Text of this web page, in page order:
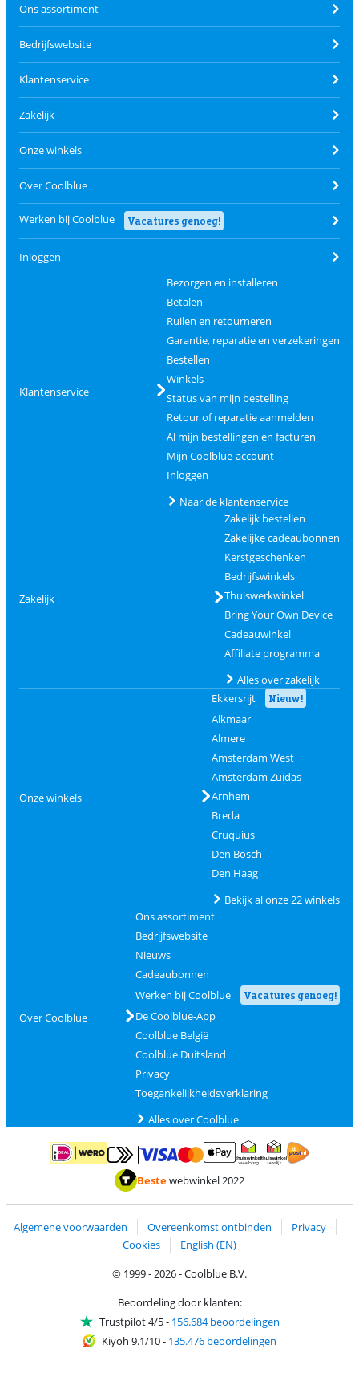
Ons assortiment
Bedrijfswebsite
Klantenservice
Zakelijk
Onze winkels
Over Coolblue
Werken bij Coolblue Vacatures genoeg!
Inloggen
Klantenservice
Bezorgen en installeren
Betalen
Ruilen en retourneren
Garantie, reparatie en verzekeringen
Bestellen
Winkels
Status van mijn bestelling
Retour of reparatie aanmelden
Al mijn bestellingen en facturen
Mijn Coolblue-account
Inloggen
Naar de klantenservice
Zakelijk
Zakelijk bestellen
Zakelijke cadeaubonnen
Kerstgeschenken
Bedrijfswinkels
Thuiswerkwinkel
Bring Your Own Device
Cadeauwinkel
Affiliate programma
Alles over zakelijk
Onze winkels
Ekkersrijt Nieuw!
Alkmaar
Almere
Amsterdam West
Amsterdam Zuidas
Arnhem
Breda
Cruquius
Den Bosch
Den Haag
Bekijk al onze 22 winkels
Over Coolblue
Ons assortiment
Bedrijfswebsite
Nieuws
Cadeaubonnen
Werken bij Coolblue
Vacatures genoeg!
De Coolblue-App
Coolblue België
Coolblue Duitsland
Privacy
Toegankelijkheidsverklaring
Alles over Coolblue
Betalen met iDEAL | WeroBetalen met MasterCard en Visa via ClickToPay
Betalen met ApplePay
Thuiswinkel waarborg
Bestewebwinkel 2022
Algemene voorwaarden Overeenkomst ontbinden
Privacy
Cookies
English (EN)
© 1999 - 2026 - Coolblue B.V.
Beoordeling door klanten:
Trustpilot 4/5- 156.684 beoordelingen
Kiyoh 9.1/10- 135.476 beoordelingen